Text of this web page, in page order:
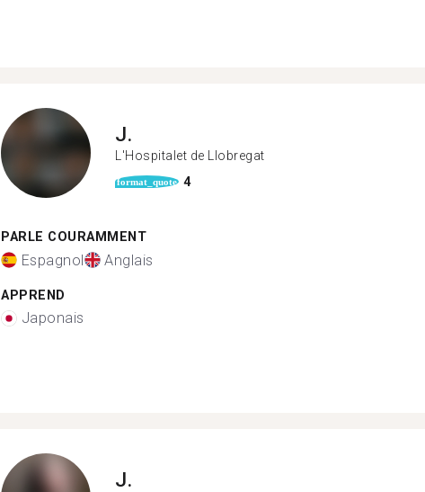
J.
L'Hospitalet de Llobregat
format_quote 4
PARLE COURAMMENT
Espagnol Anglais
APPREND
Japonais
J.